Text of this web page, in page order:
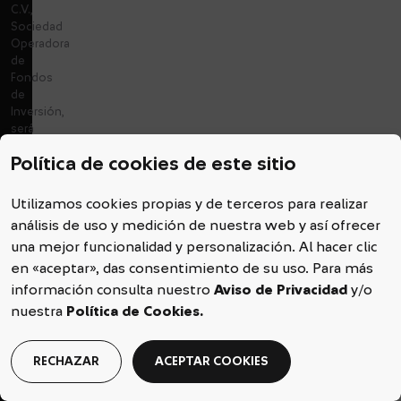
Política de cookies de este sitio
Utilizamos cookies propias y de terceros para realizar
análisis de uso y medición de nuestra web y así ofrecer
una mejor funcionalidad y personalización. Al hacer clic
en «aceptar», das consentimiento de su uso. Para más
información consulta nuestro Aviso de Privacidad y/o
nuestra Política de Cookies.
RECHAZAR ACEPTAR COOKIES
C.V.,
Sociedad
Operadora
de
Fondos
de
Inversión,
será
su
responsabilidad
no
con
motivo
la
prestación
un
servicio
de